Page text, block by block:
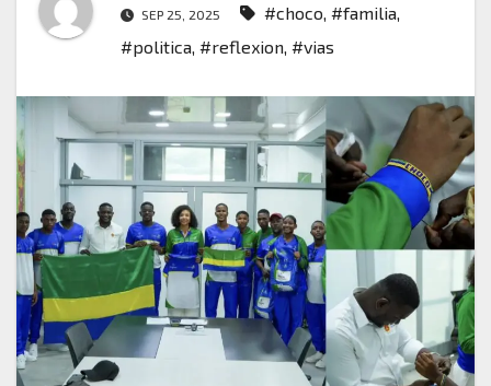
SEP 25, 2025 #choco, #familia,
#politica, #reflexion, #vias